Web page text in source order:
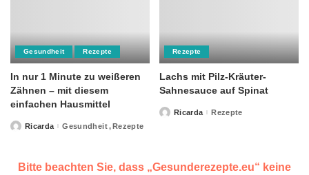
Gesundheit Rezepte
In nur 1 Minute zu weißeren
Zähnen – mit diesem
einfachen Hausmittel
PostedRicarda Gesundheit Rezepte
Rezepte
Lachs mit Pilz-Kräuter-
Sahnesauce auf Spinat
PostedRicarda Rezepte
Bitte beachten Sie, dass „Gesunderezepte.eu“ keine